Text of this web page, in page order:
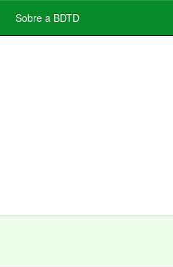
Sobre a BDTD